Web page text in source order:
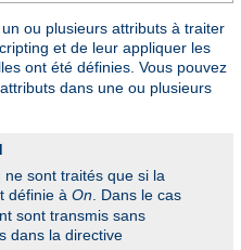
ou plusieurs attributs à traiter
et de leur appliquer les
ont été définies. Vous pouvez
dans une ou plusieurs
sont traités que si la
définie à On . Dans le cas
sont transmis sans
dans la directive